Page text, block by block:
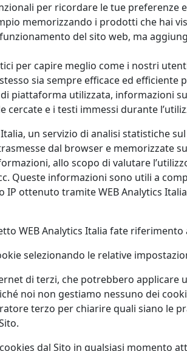
per ricordare le tue preferenze
memorizzando i prodotti che hai
del sito web, ma
per capire meglio come i nostri
sia sempre efficace ed efficiente
piattaforma utilizzata, informazioni
cercate e i testi immessi durante
un servizio di analisi statistiche
dal browser e memorizzate
allo scopo di valutare
Queste informazioni sono utili a
IP ottenuto tramite WEB Analytics
WEB Analytics Italia fate
selezionando le relative
di terzi, che potrebbero applicare
noi non gestiamo nessuno dei
terzo per chiarire quali siano le
dal Sito in qualsiasi momento